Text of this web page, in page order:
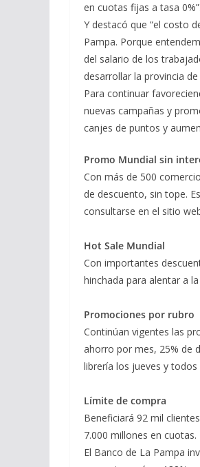
en cuotas fijas a tasa 0%”.
Y destacó que “el costo
Pampa. Porque
del salario de los
desarrollar la provincia
Para continuar
nuevas campañas y
canjes de puntos y
Promo Mundial sin
Con más de 500
de descuento, sin tope.
consultarse en el sitio
Hot Sale Mundial
Con importantes
hinchada para alentar a
Promociones por rubro
Continúan vigentes las
ahorro por mes, 25% de
librería los jueves y
Límite de compra
Beneficiará 92 mil
7.000 millones en cuotas.
El Banco de La Pampa